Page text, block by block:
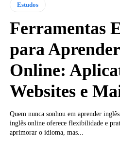
Estudos
Ferramentas
para
Online:
Websites e
Quem nunca sonhou em aprender
inglês online oferece flexibilidade e
aprimorar o idioma, mas...